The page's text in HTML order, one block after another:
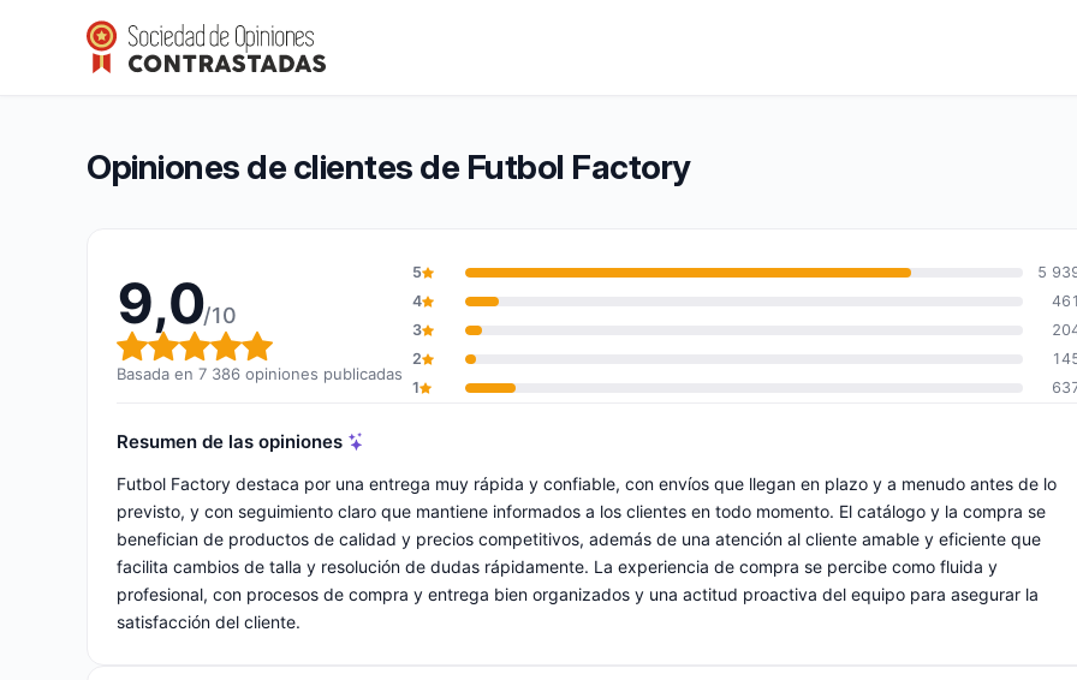
Futbol Factory
Calificación global: 9,0 de 10
9,0/10(7 386 opiniones)
Opiniones de clientes de Futbol Factory
9,0/10
Calificación global: 9,0 de 10
Basada en 7 386 opiniones publicadas
5
5
4
461
3
2
1
Resumen de las opiniones
Futbol Factory destaca por una entrega muy rápida y confiable, con envíos que llegan en plazo y a menudo antes de lo
previsto, y con seguimiento claro que mantiene informados a los clientes en todo momento. El catálogo y la compra se
benefician de productos de calidad y precios competitivos, además de una atención al cliente amable y eficiente que
facilita cambios de talla y resolución de dudas rápidamente. La experiencia de compra se percibe como fluida y
profesional, con procesos de compra y entrega bien organizados y una actitud proactiva del equipo para asegurar la
satisfacción del cliente.